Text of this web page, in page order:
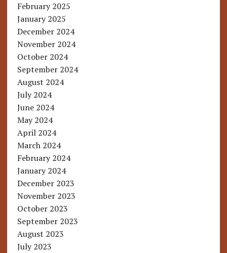
February 2025
January 2025
December 2024
November 2024
October 2024
September 2024
August 2024
July 2024
June 2024
May 2024
April 2024
March 2024
February 2024
January 2024
December 2023
November 2023
October 2023
September 2023
August 2023
July 2023